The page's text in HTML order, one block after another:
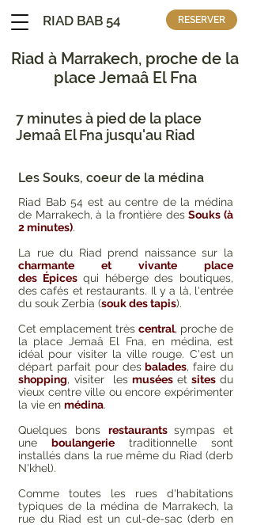
RIAD BAB 54 RESERVER
Riad à Marrakech, proche de la
place Jemaâ El Fna
7 minutes à pied de la place
Jemaâ El Fna jusqu'au Riad
Les Souks, coeur de la médina
Riad Bab 54 est au centre de la médina
de Marrakech, à la frontière desSouks (à
2 minutes).
La rue du Riad prend naissance sur la
charmante et vivante place
des Épicesqui héberge des boutiques,
des cafés et restaurants. Il y a là, l'entrée
du souk Zerbia (souk des tapis).
Cet emplacement très central, proche de
la place Jemaâ El Fna, en médina, est
idéal pour visiter la ville rouge. C'est un
départ parfait pour desbalades, faire du
shopping, visiter lesmusées etsitesdu
vieux centre ville ou encore expérimenter
la vie en médina.
Quelques bons restaurantssympas et
uneboulangerie traditionnelle sont
installés dans la rue même du Riad (derb
N'khel).
Comme toutes les rues d'habitations
typiques de la médina de Marrakech, la
rue du Riad est un cul-de-sac (derb en